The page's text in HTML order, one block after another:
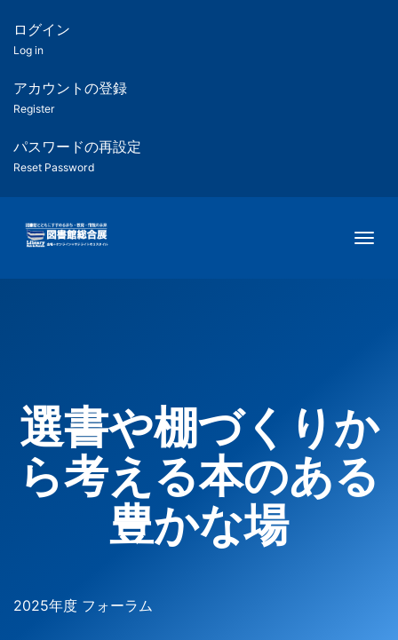
ツ
匿
名
ユ
ー
ー
用
メ
ログイン
Log in
アカウントの登録
Register
パスワードの再設定
Reset Password
選書や棚づくりか
ら考える本のある
豊かな場
2025年度 フォーラム